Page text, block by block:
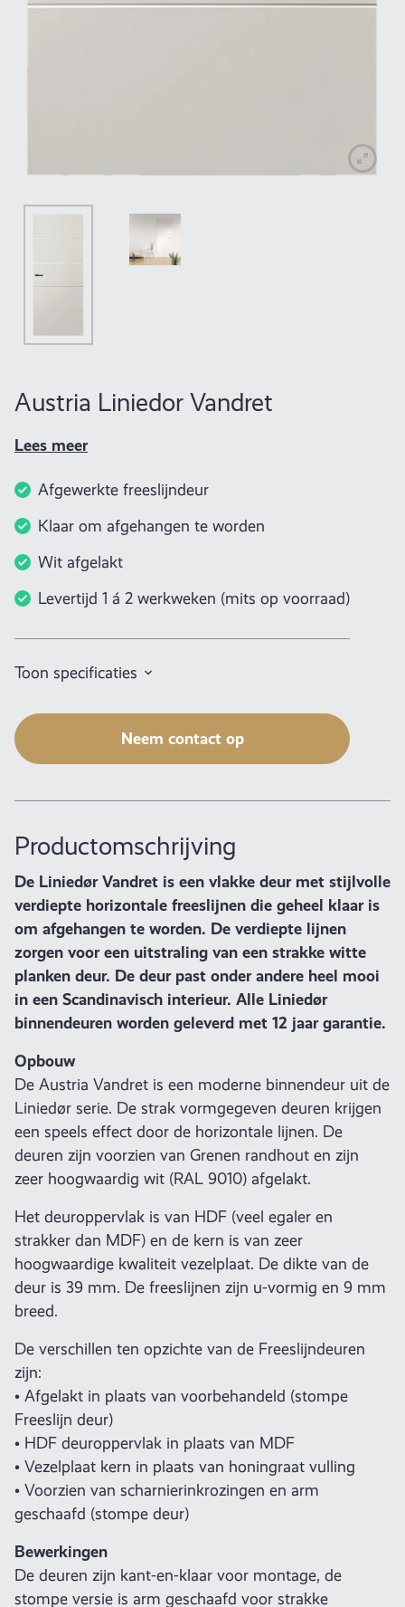
Austria Liniedor Vandret
Lees meer
Afgewerkte freeslijndeur
Klaar om afgehangen te worden
Wit afgelakt
Levertijd 1 á 2 werkweken (mits op voorraad)
Toon specificaties
Neem contact op
Productomschrijving
De Liniedør Vandret is een vlakke deur met stijlvolle
verdiepte horizontale freeslijnen die geheel klaar is
om afgehangen te worden. De verdiepte lijnen
zorgen voor een uitstraling van een strakke witte
planken deur. De deur past onder andere heel mooi
in een Scandinavisch interieur. Alle Liniedør
binnendeuren worden geleverd met 12 jaar garantie.
Opbouw
De Austria Vandret is een moderne binnendeur uit de
Liniedør serie. De strak vormgegeven deuren krijgen
een speels effect door de horizontale lijnen. De
deuren zijn voorzien van Grenen randhout en zijn
zeer hoogwaardig wit (RAL 9010) afgelakt.
Het deuroppervlak is van HDF (veel egaler en
strakker dan MDF) en de kern is van zeer
hoogwaardige kwaliteit vezelplaat. De dikte van de
deur is 39 mm. De freeslijnen zijn u-vormig en 9 mm
breed.
De verschillen ten opzichte van de Freeslijndeuren
zijn:
• Afgelakt in plaats van voorbehandeld (stompe
Freeslijn deur)
• HDF deuroppervlak in plaats van MDF
• Vezelplaat kern in plaats van honingraat vulling
• Voorzien van scharnierinkrozingen en arm
geschaafd (stompe deur)
Bewerkingen
De deuren zijn kant-en-klaar voor montage, de
stompe versie is arm geschaafd voor strakke